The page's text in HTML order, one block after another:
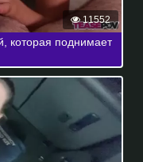
11552
которая поднимает